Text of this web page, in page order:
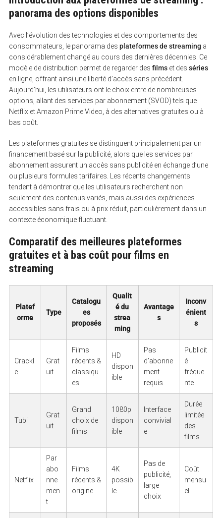
panorama des options disponibles
Avec l’évolution des technologies et des comportements des
consommateurs, le panorama des plateformes de streaming a
considérablement changé au cours des dernières décennies. Ce
modèle de distribution permet de regarder des filmset des séries
en ligne, offrant ainsi une liberté d’accès sans précédent.
Aujourd’hui, les utilisateurs ont le choix entre de nombreuses
options, allant des services par abonnement (SVOD) tels que
Netflix et Amazon Prime Video, à des alternatives gratuites ou à
bas coût.
Les plateformes gratuites se distinguent principalement par un
financement basé sur la publicité, alors que les services par
abonnement assurent un accès sans publicité en échange d’une
ou plusieurs formules tarifaires. Les récents changements
tendent à démontrer que les utilisateurs recherchent non
seulement des contenus variés, mais aussi des expériences
accessibles sans frais ou à prix réduit, particulièrement dans un
contexte économique fluctuant.
Comparatif des meilleures plateformes
gratuites et à bas coût pour films en
streaming
Platef
orme
Type
Catalogu
es
proposés
Qualit
é du
strea
ming
Avantage
s
Inconv
énient
s
Crackl
e
Grat
uit
Films
récents &
classiqu
es
HD
dispon
ible
Pas
d’abonne
ment
requis
Publicit
é
fréque
nte
Tubi
Grat
uit
Grand
choix de
films
1080p
dispon
ible
Interface
convivial
e
Durée
limitée
des
films
Netflix
Par
abo
nne
men
t
Films
récents &
origine
4K
possib
le
Pas de
publicité,
large
choix
Coût
mensu
el